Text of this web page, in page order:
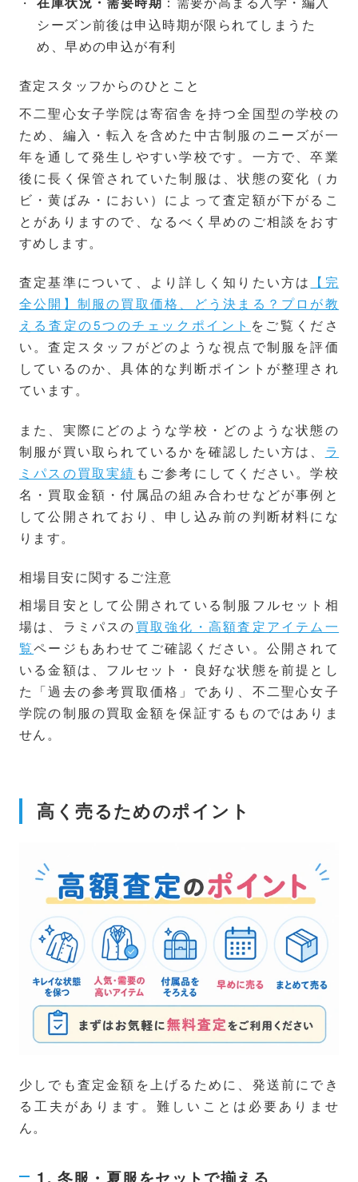
シーズン前後は申込時期が限られてしまうた
め、早めの申込が有利
査定スタッフからのひとこと
不二聖心女子学院は寄宿舎を持つ全国型の学校の
ため、編入・転入を含めた中古制服のニーズが一
年を通して発生しやすい学校です。一方で、卒業
後に長く保管されていた制服は、状態の変化（カ
ビ・黄ばみ・におい）によって査定額が下がるこ
とがありますので、なるべく早めのご相談をおす
すめします。
査定基準について、より詳しく知りたい方は 【完
全公開】制服の買取価格、どう決まる？プロが教
える査定の5つのチェックポイント をご覧くださ
い。査定スタッフがどのような視点で制服を評価
しているのか、具体的な判断ポイントが整理され
ています。
また、実際にどのような学校・どのような状態の
制服が買い取られているかを確認したい方は、 ラ
ミパスの買取実績 もご参考にしてください。学校
名・買取金額・付属品の組み合わせなどが事例と
して公開されており、申し込み前の判断材料にな
ります。
相場目安に関するご注意
相場目安として公開されている制服フルセット相
場は、ラミパスの買取強化・高額査定アイテム一
覧ページもあわせてご確認ください。公開されて
いる金額は、フルセット・良好な状態を前提とし
た「過去の参考買取価格」であり、不二聖心女子
学院の制服の買取金額を保証するものではありま
せん。
高く売るためのポイント
少しでも査定金額を上げるために、発送前にでき
る工夫があります。難しいことは必要ありませ
ん。
1. 冬服・夏服をセットで揃える